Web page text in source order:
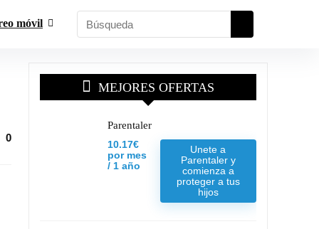
móvil
0
MEJORES OFERTAS
Parentaler
10.17€
por mes
/ 1 año
Unete a
Parentaler y
comienza a
proteger a tus
hijos